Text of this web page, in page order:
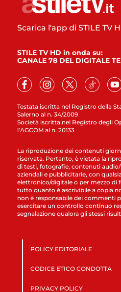
Testata iscritta nel Registro della
Salerno al n. 34/2009
Società iscritta nel Registro degli
l’AGCOM al n. 20133
Scarica l'app di STILE TV
STILE TV HD in onda su:
CANALE 78 DEL DIGITALE
La riproduzione dei contenuti
riservata. Pertanto, è vietata la
di testi, fotografie, contenuti
aziendali e pubblicitarie, con
elettronico/digitale o per mezzo di
tutto quanto è ascrivibile a copia
non è responsabile dei commenti
esercitare un controllo continuo
segnalazione qualora gli stessi
POLICY EDITORIALE
CODICE ETICO CONDOTTA
PRIVACY POLICY